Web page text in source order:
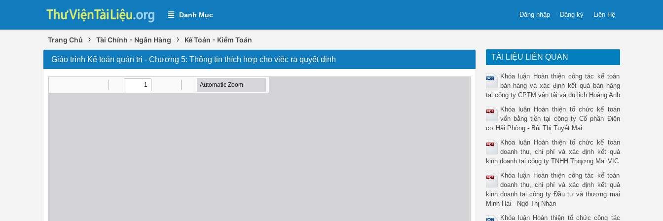
Danh Mục Liên Hệ
Đăng ký
Đăng nhập
Trang Chủ › Tài Chính - Ngân Hàng › Kế Toán - Kiểm Toán
Giáo trình Kế toán quản trị - Chương 5: Thông tin thích hợp cho việc ra quyết định TÀI LIỆU LIÊN QUAN
Khóa luận Hoàn thiện công tác kế toán
bán hàng và xác định kết quả bán hàng
tại công ty CPTM vận tải và du lịch Hoàng Anh
Khóa luận Hoàn thiện tổ chức kế toán
vốn bằng tiền tại công ty Cổ phần Điện
cơ Hải Phòng - Bùi Thị Tuyết Mai
Khóa luận Hoàn thiện tổ chức kế toán
doanh thu, chi phí và xác định kết quả
kinh doanh tại công ty TNHH Thƣơng Mại VIC
Khóa luận Hoàn thiện công tác kế toán
doanh thu, chi phí và xác định kết quả
kinh doanh tại công ty Đầu tư và thương mại
Minh Hải - Ngô Thị Nhàn
Khóa luận Hoàn thiện tổ chức công tác